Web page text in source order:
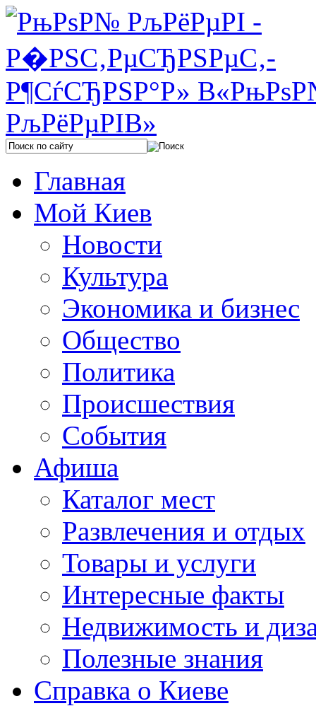
Главная
Мой Киев
Новости
Культура
Экономика и бизнес
Общество
Политика
Происшествия
События
Афиша
Каталог мест
Развлечения и отдых
Товары и услуги
Интересные факты
Недвижимость и
Полезные знания
Справка о Киеве